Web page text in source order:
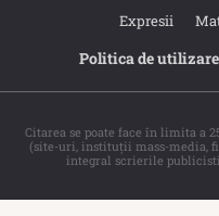
Expresii
Politica de
Citarea se poate face în limita a
(site-uri, instituţii mass-media,
integral scrierile